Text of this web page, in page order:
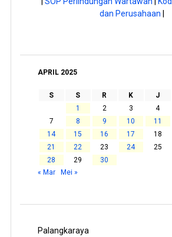
dan Perusahaan
APRIL 2025
S S R K J
1
2 3 4
7
8 9 10 11
14
15 16 17 18
21
22 23 24 25
28
29
30
« Mar
Mei »
Palangkaraya